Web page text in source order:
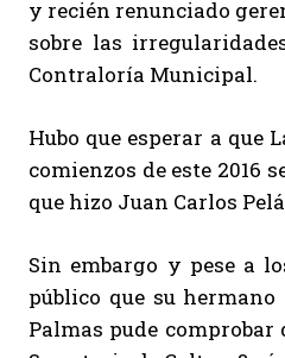
y recién renunciado
sobre las
Contraloría Municipal.
Hubo que esperar a que
comienzos de este 2016
que hizo Juan Carlos
Sin embargo y pese a
público que su
Palmas pude comprobar